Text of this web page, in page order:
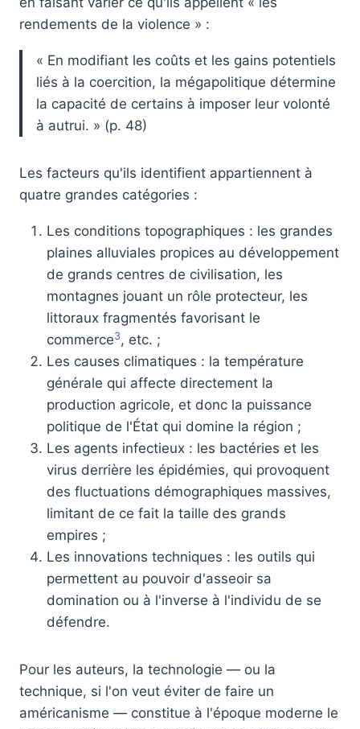
rendements de la violence » :
« En modifiant les coûts et les gains potentiels
liés à la coercition, la mégapolitique détermine
la capacité de certains à imposer leur volonté
à autrui. » (p. 48)
Les facteurs qu'ils identifient appartiennent à
quatre grandes catégories :
Les conditions topographiques : les grandes
plaines alluviales propices au développement
de grands centres de civilisation, les
montagnes jouant un rôle protecteur, les
littoraux fragmentés favorisant le
commerce3, etc. ;
Les causes climatiques : la température
générale qui affecte directement la
production agricole, et donc la puissance
politique de l'État qui domine la région ;
Les agents infectieux : les bactéries et les
virus derrière les épidémies, qui provoquent
des fluctuations démographiques massives,
limitant de ce fait la taille des grands
empires ;
Les innovations techniques : les outils qui
permettent au pouvoir d'asseoir sa
domination ou à l'inverse à l'individu de se
défendre.
Pour les auteurs, la technologie — ou la
technique, si l'on veut éviter de faire un
américanisme — constitue à l'époque moderne le